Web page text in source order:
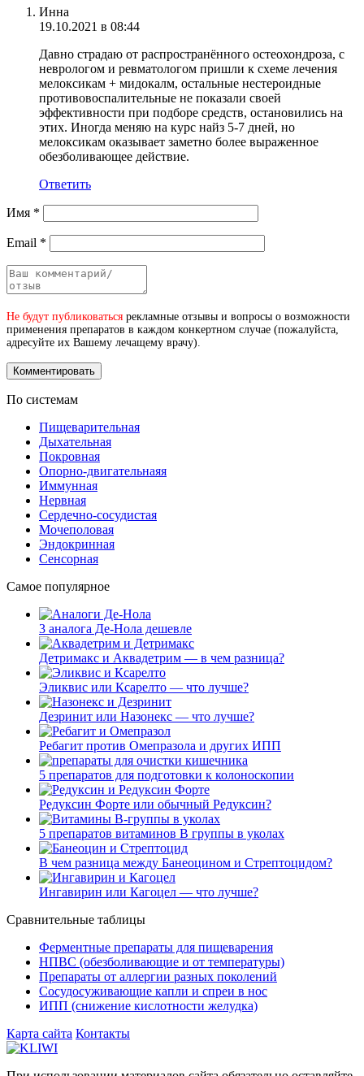
Инна
19.10.2021 в 08:44
Давно страдаю от распространённого остеохондроза, с
неврологом и ревматологом пришли к схеме лечения
мелоксикам + мидокалм, остальные нестероидные
противовоспалительные не показали своей
эффективности при подборе средств, остановились на
этих. Иногда меняю на курс найз 5-7 дней, но
мелоксикам оказывает заметно более выраженное
обезболивающее действие.
Ответить
Имя *
Email *
Не будут публиковаться рекламные отзывы и вопросы о возможности
применения препаратов в каждом конкертном случае (пожалуйста,
адресуйте их Вашему лечащему врачу).
По системам
Пищеварительная
Дыхательная
Покровная
Опорно-двигательнаяя
Иммунная
Нервная
Сердечно-сосудистая
Мочеполовая
Эндокринная
Сенсорная
Самое популярное
3 аналога Де-Нола дешевле
Детримакс и Аквадетрим — в чем разница?
Эликвис или Ксарелто — что лучше?
Дезринит или Назонекс — что лучше?
Ребагит против Омепразола и других ИПП
5 препаратов для подготовки к колоноскопии
Редуксин Форте или обычный Редуксин?
5 препаратов витаминов В группы в уколах
В чем разница между Банеоцином и Стрептоцидом?
Ингавирин или Кагоцел — что лучше?
Сравнительные таблицы
Ферментные препараты для пищеварения
НПВС (обезболивающие и от температуры)
Препараты от аллергии разных поколений
Сосудосуживающие капли и спреи в нос
ИПП (снижение кислотности желудка)
Карта сайта Контакты